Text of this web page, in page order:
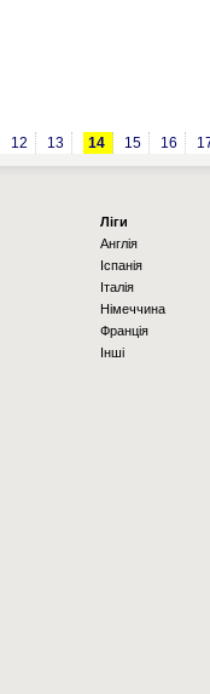
12 13 14 15 16
Ліги
Англія
Іспанія
Італія
Німеччина
Франція
Інші